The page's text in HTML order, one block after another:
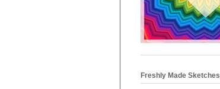
Freshly Made Sketches